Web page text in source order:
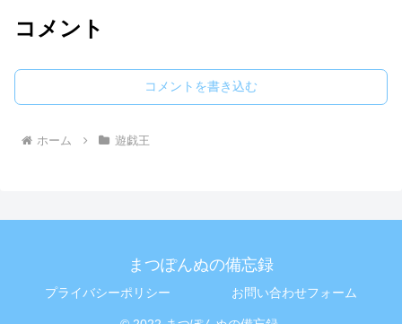
コメント
コメントを書き込む
ホーム 遊戯王
まつぽんぬの備忘録
プライバシーポリシー お問い合わせフォーム